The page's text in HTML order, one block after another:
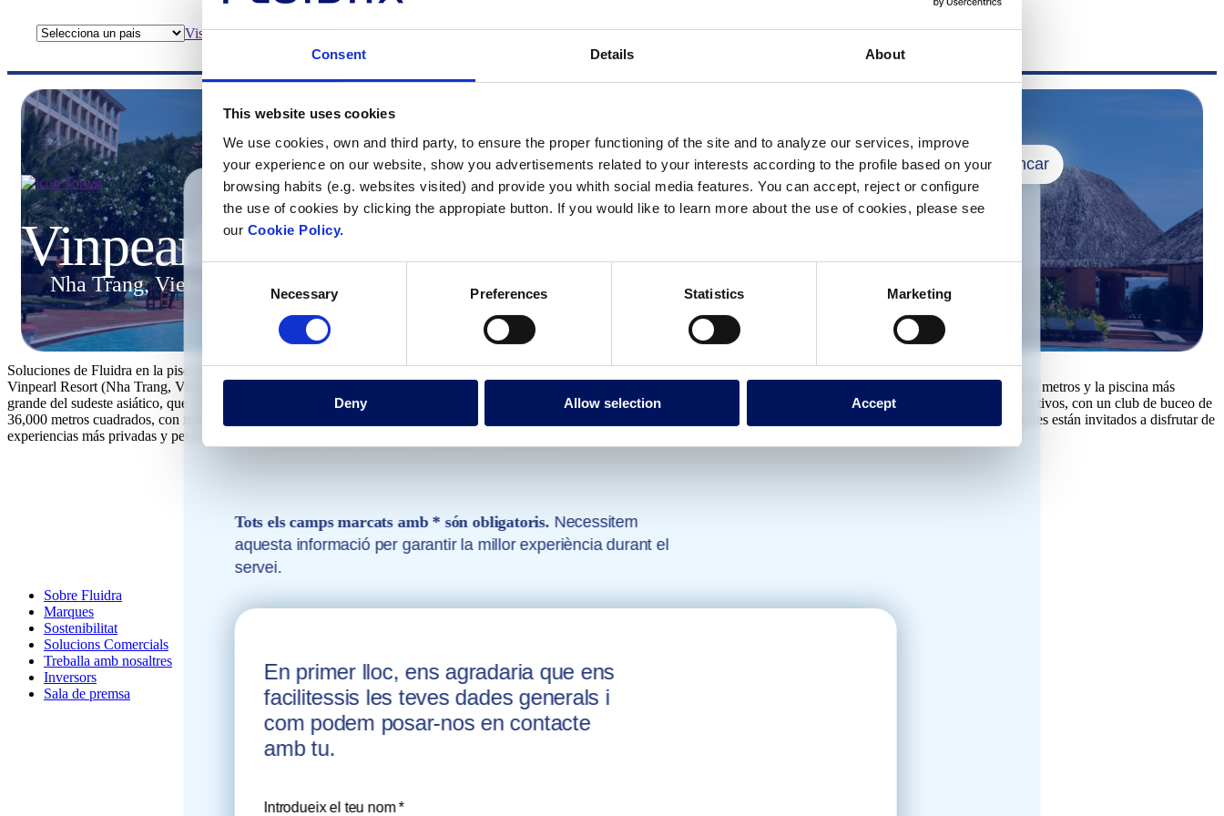
Consent Details About
This website uses cookies
We use cookies, own and third party, to ensure the proper functioning of the site and to analyze our services, improve
your experience on our website, show you advertisements related to your interests according to the profile based on your
browsing habits (e.g. websites visited) and provide you whith social media features. You can accept, reject or configure
the use of cookies by clicking the appropiate button. If you would like to learn more about the use of cookies, please see
our Cookie Policy.
Necessary Preferences Statistics Marketing
Deny Allow selection Accept
Visite el sitio web
Tornar
Vinpearl
Nha Trang, Vietnam
Tancar
Tens alguna pregunta?
Emplena el formulari i
posa’t en contacte amb un
dels nostres experts
prestació de serveis d'assessorament i suport
per al desenvolupament de projectes
aquàtics en diferents sectors.
Tots els camps marcats amb * són obligatoris. Necessitem
aquesta informació per garantir la millor experiència durant el
servei.
En primer lloc, ens agradaria que ens
facilitessis les teves dades generals i
com podem posar-nos en contacte
amb tu.
Introdueix el teu nom *
Soluciones de Fluidra en la piscina más grande del sudeste asiático
Vinpearl Resort (Nha Trang, Vietnam) encarna la belleza oriental y la arquitectura de Indochina. No solo es un emblemático resort, este destino cuenta con una extensa costa de 100 metros y la piscina más
grande del sudeste asiático, que abarca más de 5.000 metros cuadrados. Además de la naturaleza serena, Vinpearl Resort Nha Trang también es una opción ideal para los jóvenes activos, con un club de buceo de
36,000 metros cuadrados, con miles de coloridas especies de coral y varios lugares únicos para registrarse, que no debe perderse. Después de actividades tan divertidas, los huéspedes están invitados a disfrutar de
experiencias más privadas y personalizadas, como una cena romántica en la playa o en la piscina.
Sobre Fluidra
Marques
Sostenibilitat
Solucions Comercials
Treballa amb nosaltres
Inversors
Sala de premsa
Com podem ajudar-te?